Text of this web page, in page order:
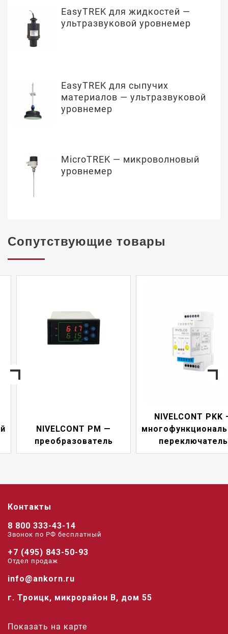
EasyTREK для жидкостей —
ультразвуковой уровнемер
EasyTREK для сыпучих
материалов — ультразвуковой
уровнемер
MicroTREK — микроволновый
уровнемер
Сопутствующие товары
NIVELCONT PM —
преобразователь
NIVELCONT PKK —
переключатель
Контакты
8 800 333-43-14
Звонок по РФ беcплатный
+7 (495) 843-50-93
Отдел продаж
info@ankorn.ru
г. Троицк, микрорайон В, дом 55
Показать на карте